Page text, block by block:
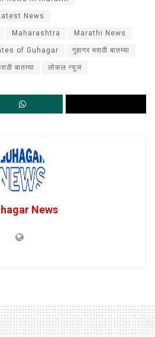
News
Maharashtra Marathi News
of Guhagar गुहागर मराठी बातम्या
बातम्या लोकल न्युज
News